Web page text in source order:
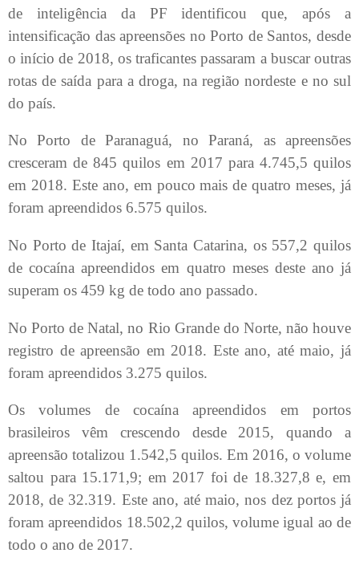
de inteligência da PF identificou que, após a
intensificação das apreensões no Porto de Santos, desde
o início de 2018, os traficantes passaram a buscar outras
rotas de saída para a droga, na região nordeste e no sul
do país.
No Porto de Paranaguá, no Paraná, as apreensões
cresceram de 845 quilos em 2017 para 4.745,5 quilos
em 2018. Este ano, em pouco mais de quatro meses, já
foram apreendidos 6.575 quilos.
No Porto de Itajaí, em Santa Catarina, os 557,2 quilos
de cocaína apreendidos em quatro meses deste ano já
superam os 459 kg de todo ano passado.
No Porto de Natal, no Rio Grande do Norte, não houve
registro de apreensão em 2018. Este ano, até maio, já
foram apreendidos 3.275 quilos.
Os volumes de cocaína apreendidos em portos
brasileiros vêm crescendo desde 2015, quando a
apreensão totalizou 1.542,5 quilos. Em 2016, o volume
saltou para 15.171,9; em 2017 foi de 18.327,8 e, em
2018, de 32.319. Este ano, até maio, nos dez portos já
foram apreendidos 18.502,2 quilos, volume igual ao de
todo o ano de 2017.